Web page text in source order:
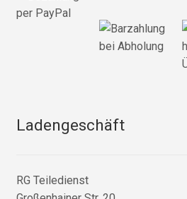
Ladengeschäft
RG Teiledienst